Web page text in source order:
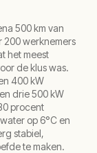
500 km van
200 werknemers
het meest
de klus was.
400 kW
drie 500 kW
procent
op 6°C en
stabiel,
te maken.